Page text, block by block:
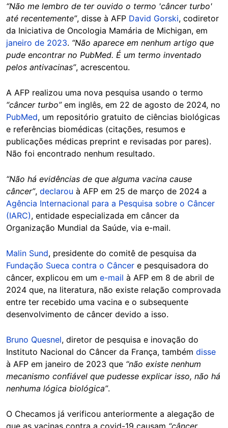
“Não me lembro de ter ouvido o termo 'câncer turbo'
até recentemente”, disse à AFP David Gorski, codiretor
da Iniciativa de Oncologia Mamária de Michigan, em
janeiro de 2023. “Não aparece em nenhum artigo que
pude encontrar no PubMed. É um termo inventado
pelos antivacinas”, acrescentou.
A AFP realizou uma nova pesquisa usando o termo
“câncer turbo”em inglês, em 22 de agosto de 2024, no
PubMed, um repositório gratuito de ciências biológicas
e referências biomédicas (citações, resumos e
publicações médicas preprint e revisadas por pares).
Não foi encontrado nenhum resultado.
“Não há evidências de que alguma vacina cause
câncer”, declarou à AFP em 25 de março de 2024 a
Agência Internacional para a Pesquisa sobre o Câncer
(IARC), entidade especializada em câncer da
Organização Mundial da Saúde, via e-mail.
Malin Sund, presidente do comitê de pesquisa da
Fundação Sueca contra o Câncer e pesquisadora do
câncer, explicou em um e-mail à AFP em 8 de abril de
2024 que, na literatura, não existe relação comprovada
entre ter recebido uma vacina e o subsequente
desenvolvimento de câncer devido a isso.
Bruno Quesnel, diretor de pesquisa e inovação do
Instituto Nacional do Câncer da França, também disse
à AFP em janeiro de 2023 que “não existe nenhum
mecanismo confiável que pudesse explicar isso, não há
nenhuma lógica biológica”.
O Checamos já verificou anteriormente a alegação de